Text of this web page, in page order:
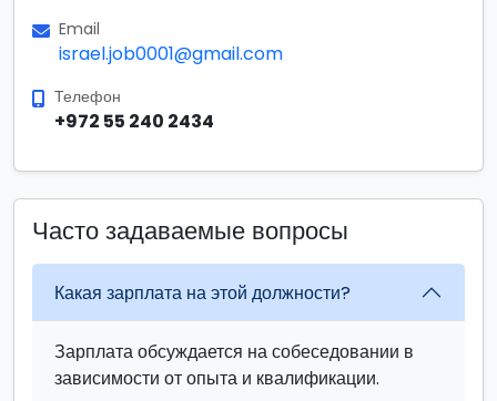
Email
israel.job0001@gmail.com
Телефон
+972 55 240 2434
Часто задаваемые вопросы
Какая зарплата на этой должности?
Зарплата обсуждается на собеседовании в
зависимости от опыта и квалификации.